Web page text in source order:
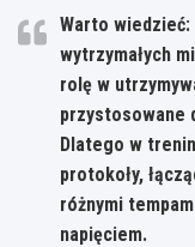
Warto
wytrzymałych
rolę w
przystosowane
Dlatego w
protokoły,
różnymi
napięciem.